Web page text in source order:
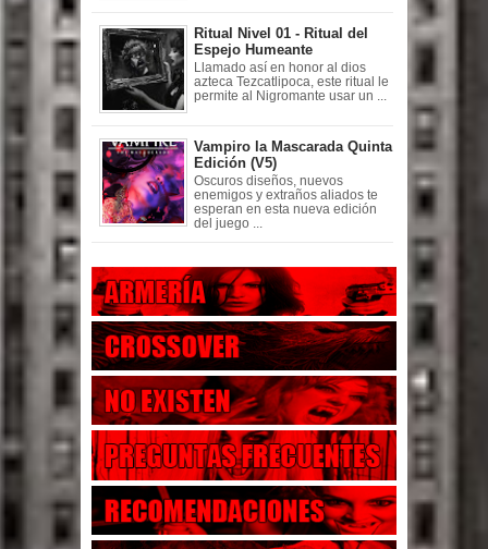
Ritual Nivel 01 - Ritual del
Espejo Humeante
Llamado así en honor al dios
azteca Tezcatlipoca, este ritual le
permite al Nigromante usar un ...
Vampiro la Mascarada Quinta
Edición (V5)
Oscuros diseños, nuevos
enemigos y extraños aliados te
esperan en esta nueva edición
del juego ...